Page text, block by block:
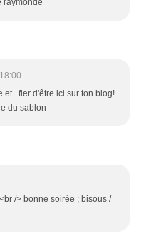
raymonde
et...fier d'être ici sur ton blog!
du sablon
/> bonne soirée ; bisous /